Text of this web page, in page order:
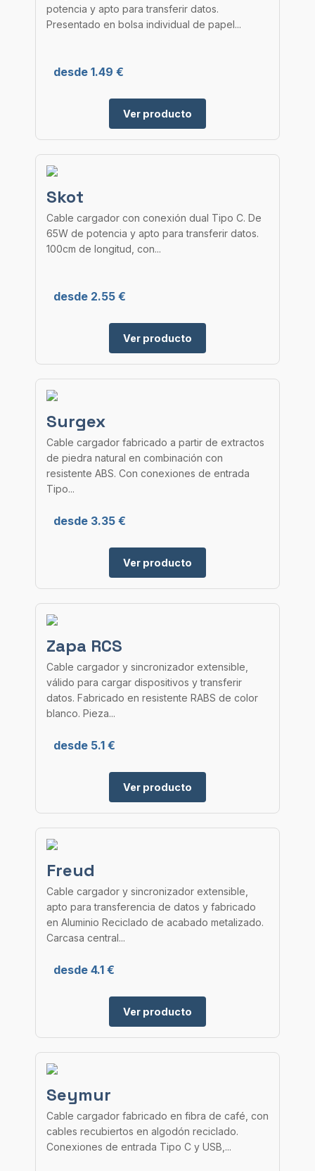
potencia y apto para transferir datos.
Presentado en bolsa individual de papel...
desde 1.49 €
Ver producto
Skot
Cable cargador con conexión dual Tipo C. De
65W de potencia y apto para transferir datos.
100cm de longitud, con...
desde 2.55 €
Ver producto
Surgex
Cable cargador fabricado a partir de extractos
de piedra natural en combinación con
resistente ABS. Con conexiones de entrada
Tipo...
desde 3.35 €
Ver producto
Zapa RCS
Cable cargador y sincronizador extensible,
válido para cargar dispositivos y transferir
datos. Fabricado en resistente RABS de color
blanco. Pieza...
desde 5.1 €
Ver producto
Freud
Cable cargador y sincronizador extensible,
apto para transferencia de datos y fabricado
en Aluminio Reciclado de acabado metalizado.
Carcasa central...
desde 4.1 €
Ver producto
Seymur
Cable cargador fabricado en fibra de café, con
cables recubiertos en algodón reciclado.
Conexiones de entrada Tipo C y USB,...